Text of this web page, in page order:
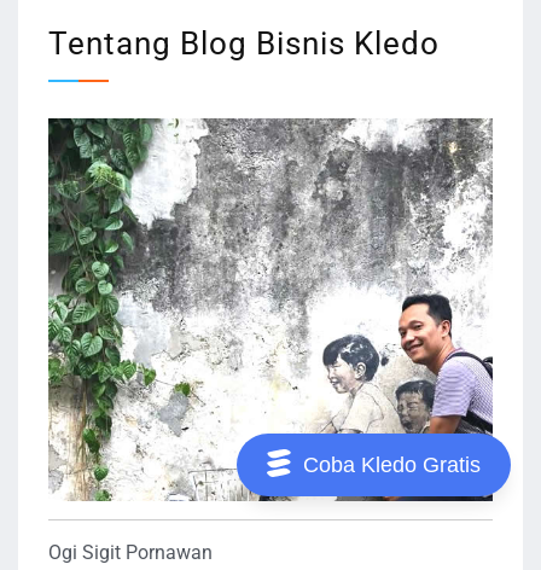
Tentang Blog Bisnis Kledo
Ogi Sigit Pornawan
Coba Kledo Gratis